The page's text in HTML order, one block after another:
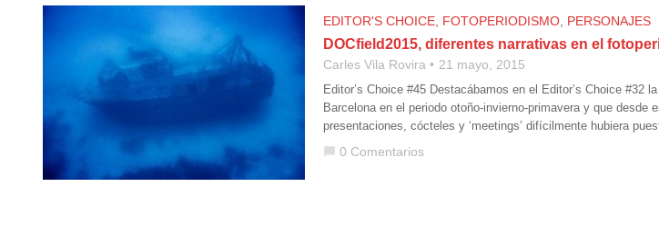
EDITOR'S CHOICE FOTOPERIODISMO PERSONAJES
DOCfield2015, diferentes narrativas en el
Carles Vila Rovira 21 mayo, 2015
Editor’s Choice #45 Destacábamos en el Editor’s Choice
Barcelona en el periodo otoño-invierno-primavera y que
presentaciones, cócteles y ‘meetings’ difícilmente hubiera
chat_bubble 0 Comentarios